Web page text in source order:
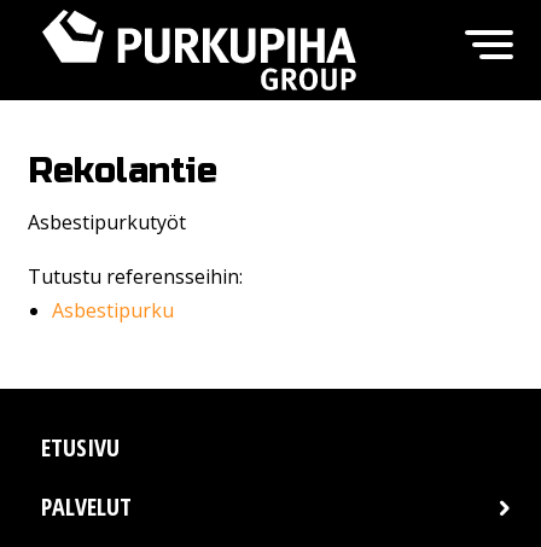
Rekolantie
Asbestipurkutyöt
Tutustu referensseihin:
Asbestipurku
ETUSIVU
PALVELUT